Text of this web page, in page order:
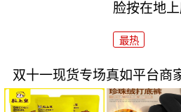
脸按在地
最热
双十一现货专场真如平台商